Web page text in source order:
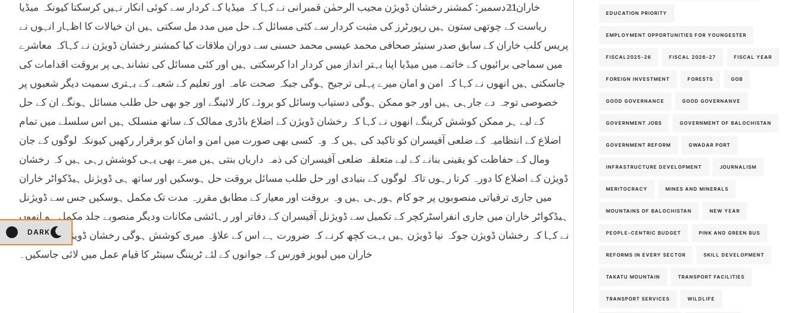
DARK
خاران21دسمبر: کمشنر رخشان ڈویژن مجیب الرحمٰن قمبرانی نے کہا کہ میڈیا کے کردار سے کوئی انکار نہیں کرسکتا کیونکہ میڈیا
ریاست کے چوتھی ستون ہیں رپورٹرز کی مثبت کردار سے کئی مسائل کے حل میں مدد مل سکتی ہیں ان خیالات کا اظہار انہوں نے
پریس کلب خاران کے سابق صدر سنیئر صحافی محمد عیسی محمد حسنی سے دوران ملاقات کیا کمشنر رخشان ڈویژن نے کہاکہ معاشرے
میں سماجی برائیوں کے خاتمے میں میڈیا اپنا بہتر انداز میں کردار ادا کرسکتی ہیں اور کئی مسائل کی نشاندہی پر بروقت اقدامات کی
جاسکتی ہیں انھوں نے کہا کہ امن و امان میرے پہلی ترجیح ہوگی جبکہ صحت عامہ اور تعلیم کے شعبے کے بہتری سمیت دیگر شعبوں پر
خصوصی توجہ دے جارہی ہیں اور جو ممکن ہوگی دستیاب وسائل کو بروئے کار لائینگے اور جو بھی حل طلب مسائل ہونگے ان کے حل
کے لیے ہر ممکن کوشش کرینگے انھوں نے کہا کہ رخشان ڈویژن کے اضلاع باڈری ممالک کے ساتھ منسلک ہیں اس سلسلے میں تمام
اضلاع کے انتظامیہ کے ضلعی آفیسران کو تاکید کی ہیں کہ وہ کسی بھی صورت میں امن و امان کو برقرار رکھیں کیونکہ لوگوں کے جان
ومال کے حفاظت کو یقینی بنانے کے لیے متعلقہ ضلعی آفیسران کی ذمہ داریاں بنتی ہیں میرے بھی یہی کوشش رہی ہیں کہ رخشان
ڈویژن کے اضلاع کا دورہ کرتا رہوں تاکہ لوگوں کے بنیادی اور حل طلب مسائل بروقت حل ہوسکیں اور ساتھ ہی ڈویژنل ہیڈکواٹر خاران
میں جاری ترقیاتی منصوبوں پر جو کام ہورہی ہیں وہ بروقت اور معیار کے مطابق مقررہ مدت تک مکمل ہوسکیں جس سے ڈویژنل
ہیڈکواٹر خاران میں جاری انفراسٹرکچر کے تکمیل سے ڈویژنل آفیسران کے دفاتر اور رہائشی مکانات ودیگر منصوبے جلد مکمل ہو انھوں
نے کہا کہ رخشان ڈویژن جوکہ نیا ڈویژن ہیں بہت کچھ کرنے کہ ضرورت ہے اس کے علاؤہ میری کوشش ہوگی رخشان ڈویژن ہیڈکوارٹر
خاران میں لیویز فورس کے جوانوں کے لئے ٹریننگ سینٹر کا قیام عمل میں لائی جاسکیں۔
EDUCATION PRIORITY
EMPLOYMENT OPPORTUNITIES FOR YOUNGESTER
FISCAL2025-26 FISCAL 2026-27 FISCAL YEAR
FOREIGN INVESTMENT FORESTS GOB
GOOD GOVERNANCE GOOD GOVERNANVE
GOVERNMENT JOBS GOVERNMENT OF BALOCHISTAN
GOVERNMENT REFORM GWADAR PORT
INFRASTRUCTURE DEVELOPMENT JOURNALISM
MERITOCRACY MINES AND MINERALS
MOUNTAINS OF BALOCHISTAN NEW YEAR
PEOPLE-CENTRIC BUDGET PINK AND GREEN BUS
REFORMS IN EVERY SECTOR SKILL DEVELOPMENT
TAKATU MOUNTAIN TRANSPORT FACILITIES
TRANSPORT SERVICES WILDLIFE